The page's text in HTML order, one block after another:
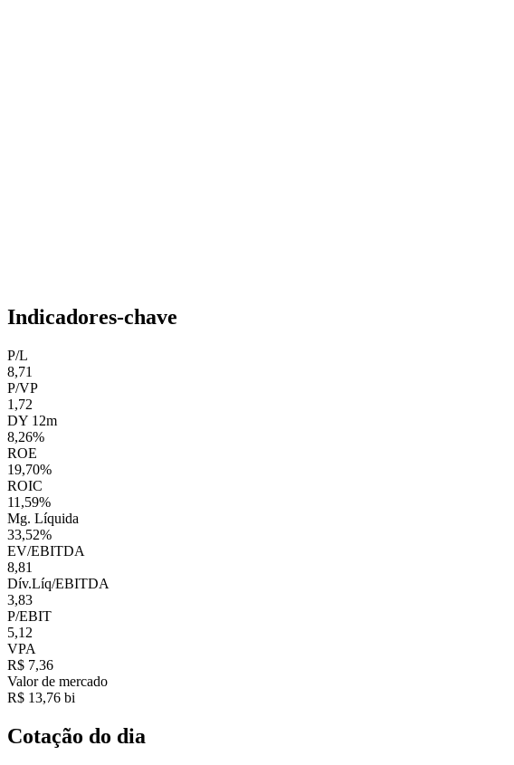
Indicadores-chave
P/L
8,71
P/VP
1,72
DY 12m
8,26%
ROE
19,70%
ROIC
11,59%
Mg. Líquida
33,52%
EV/EBITDA
8,81
Dív.Líq/EBITDA
3,83
P/EBIT
5,12
VPA
R$ 7,36
Valor de mercado
R$ 13,76 bi
Cotação do dia